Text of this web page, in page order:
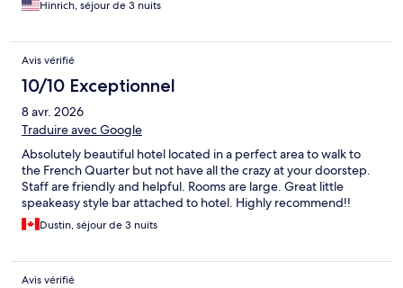
Hinrich, séjour de 3 nuits
Avis vérifié
10/10 Exceptionnel
8 avr. 2026
Traduire avec Google
Absolutely beautiful hotel located in a perfect area to walk to
the French Quarter but not have all the crazy at your doorstep.
Staff are friendly and helpful. Rooms are large. Great little
speakeasy style bar attached to hotel. Highly recommend!!
Dustin, séjour de 3 nuits
Avis vérifié